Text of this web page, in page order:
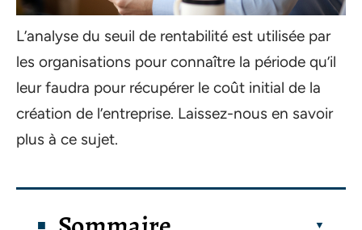
L’analyse du seuil de rentabilité est utilisée par
les organisations pour connaître la période qu’il
leur faudra pour récupérer le coût initial de la
création de l’entreprise. Laissez-nous en savoir
plus à ce sujet.